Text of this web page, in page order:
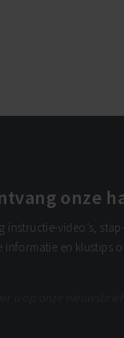
onze
instructie-video’s,
informatie en klustips